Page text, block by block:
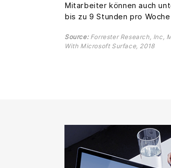
Mitarbeiter können auch
bis zu 9 Stunden pro
Source:Forrester Research, Inc,
With Microsoft Surface, 2018